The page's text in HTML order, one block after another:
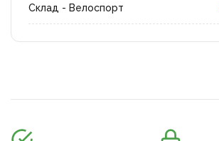
Склад - Велоспорт